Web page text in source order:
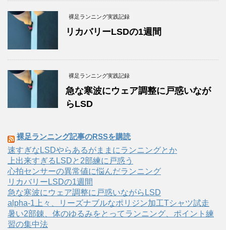
裸足ランニング実践記録
リカバリーLSDの1週間
裸足ランニング実践記録
急な寒波にウェア調整に戸惑いなが
らLSD
裸足ランニング記事のRSSを購読
速すぎなLSDやらあるがままにランニングとか
上出来すぎるLSDと2部練に戸惑う
心拍センサーの異常値に悩んだランニング
リカバリーLSDの1週間
急な寒波にウェア調整に戸惑いながらLSD
alpha-1上々、リーズナブルなポリジン加工Tシャツ試走
暑い2部錬、体のゆるみをとってランニング、ポイント練
習の集中法